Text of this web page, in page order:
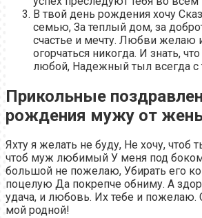
В твой день рождения хочу
семью, За теплый дом, за
счастье и мечту. Любви желаю
огорчаться никогда. И знать,
любой, Надежный тыл всегда с
Прикольные
рождения мужу от
Яхту я желать не буду, Не хочу, чтоб
чтоб муж любимый У меня под
большой не пожелаю, Убирать его
поцелую Да покрепче обниму. А
удача, и любовь. Их тебе и
мой родной!